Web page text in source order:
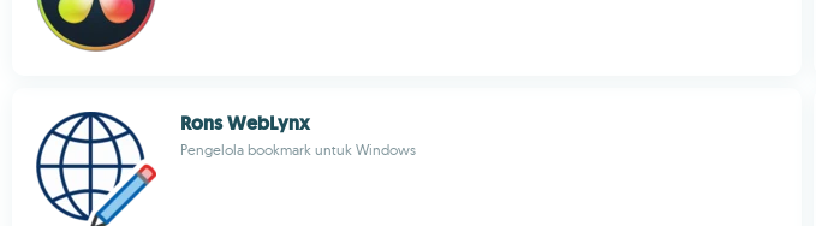
Rons WebLynx
Pengelola bookmark untuk Windows